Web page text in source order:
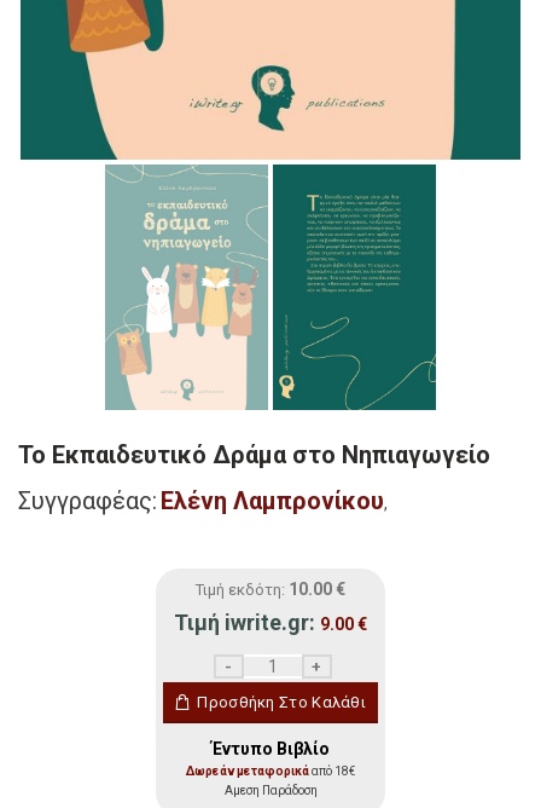
Το Εκπαιδευτικό Δράμα στο Νηπιαγωγείο
Συγγραφέας: Ελένη Λαμπρονίκου,
Τιμή εκδότη: 10.00 €
Τιμή iwrite.gr: 9.00€
Προσθήκη Στο Καλάθι
Έντυπο Βιβλίο
Δωρεάν μεταφορικάαπό 18€
Αμεση Παράδοση